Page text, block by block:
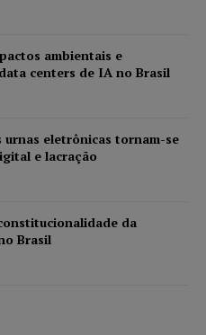
ambientais e
centers de IA no Brasil
urnas eletrônicas tornam-se
e lacração
da
Brasil